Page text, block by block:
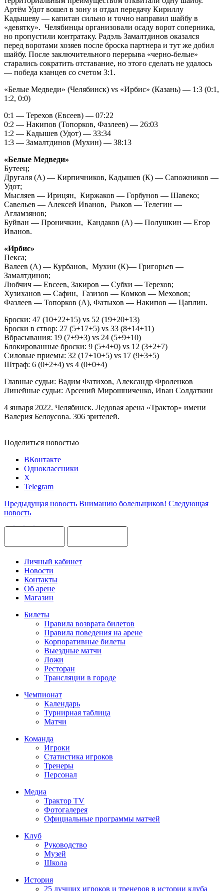
Артём Удот вошел в зону и отдал передачу Кириллу
Кадышеву — капитан сильно и точно направил шайбу в
«девятку». Челябинцы организовали осаду ворот соперника,
но пропустили контратаку. Радэль Замалтдинов оказался
перед воротами хозяев после броска партнера и тут же добил
шайбу. После заключительного перерыва «черно-белые»
старались сократить отставание, но этого сделать не удалось
— победа кзанцев со счетом 3:1.
«Белые Медведи» (Челябинск) vs «Ирбис» (Казань) — 1:3 (0:1,
1:2, 0:0)
0:1 — Терехов (Евсеев) — 07:22
0:2 — Накипов (Топорков, Фазлеев) — 26:03
1:2 — Кадышев (Удот) — 33:34
1:3 — Замалтдинов (Мухин) — 38:13
«Белые Медведи»
Бутеец;
Другаля (А) — Кирпичников, Кадышев (К) — Сапожников —
Удот;
Мысляев — Ирицян, Киржаков — Горбунов — Шавеко;
Савельев — Алексей Иванов, Рыков — Телегин —
Агламзянов;
Буйван — Проничкин, Кандаков (А) — Полушкин — Егор
Иванов.
«Ирбис»
Пекса;
Валеев (А) — Курбанов, Мухин (К)— Григорьев —
Замалтдинов;
Любчич — Евсеев, Закиров — Субхи — Терехов;
Хузиханов — Сафин, Газизов — Комков — Меховов;
Фазлеев — Топорков (А), Фатыхов — Накипов — Цаплин.
Броски: 47 (10+22+15) vs 52 (19+20+13)
Броски в створ: 27 (5+17+5) vs 33 (8+14+11)
Вбрасывания: 19 (7+9+3) vs 24 (5+9+10)
Блокированные броски: 9 (5+4+0) vs 12 (3+2+7)
Силовые приемы: 32 (17+10+5) vs 17 (9+3+5)
Штраф: 6 (0+2+4) vs 4 (0+0+4)
Главные судьи: Вадим Фатихов, Александр Фроленков
Линейные судьи: Арсений Мирошниченко, Иван Солдаткин
4 января 2022. Челябинск. Ледовая арена «Трактор» имени
Валерия Белоусова. 306 зрителей.
Поделиться новостью
ВКонтакте
Одноклассники
X
Telegram
Предыдущая новость Вниманию болельщиков! Следующая
новость
Личный кабинет
Новости
Контакты
Об арене
Магазин
Билеты
Правила возврата билетов
Правила поведения на арене
Корпоративные билеты
Выездные матчи
Ложи
Ресторан
Трансляции в городе
Чемпионат
Календарь
Турнирная таблица
Матчи
Команда
Игроки
Статистика игроков
Тренеры
Персонал
Медиа
Трактор TV
Фотогалерея
Официальные программы матчей
Клуб
Руководство
Музей
Школа
История
25 лучших игроков и тренеров в истории клуба